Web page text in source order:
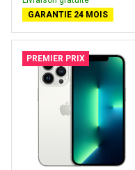
GARANTIE 24 MOIS
PREMIER PRIX